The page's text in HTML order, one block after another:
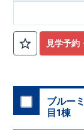
ーミングガーデ
「ここまでやっ
歩7分 ​・奈良市
​ ​□この物件のお
共に高くて使い
んわりします！
したグラビオエ
設置！手洗い場
・高級感
見学予約
ブルー
目1棟